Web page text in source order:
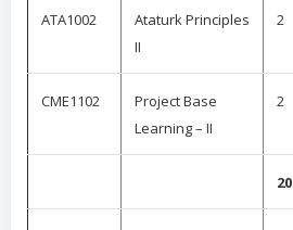
ATA1002
Ataturk Principles
II
2
CME1102
Project Base
Learning – II
2
20